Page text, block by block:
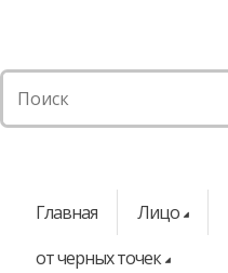
Главная Лицо
от черных точек